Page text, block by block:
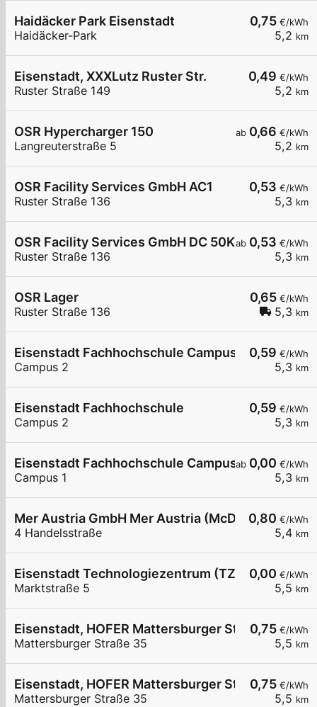
0,75 €/kWh
5,2 km
Haidäcker Park Eisenstadt
Haidäcker-Park
0,49 €/kWh
5,2 km
Eisenstadt, XXXLutz Ruster Str.
Ruster Straße 149
ab 0,66 €/kWh
5,2 km
OSR Hypercharger 150
Langreuterstraße 5
0,53 €/kWh
5,3 km
OSR Facility Services GmbH AC1
Ruster Straße 136
ab 0,53 €/kWh
5,3 km
OSR Facility Services GmbH DC 50KW
Ruster Straße 136
0,65 €/kWh
5,3 km
OSR Lager
Ruster Straße 136
0,59 €/kWh
5,3 km
Eisenstadt Fachhochschule Campus2
Campus 2
0,59 €/kWh
5,3 km
Eisenstadt Fachhochschule
Campus 2
ab 0,00 €/kWh
5,3 km
Eisenstadt Fachhochschule Campus 1
Campus 1
0,80 €/kWh
5,4 km
Mer Austria GmbH Mer Austria (McD) -
4 Handelsstraße
0,00 €/kWh
5,5 km
Eisenstadt Technologiezentrum (TZE)
Marktstraße 5
0,75 €/kWh
5,5 km
Eisenstadt, HOFER Mattersburger Str.
Mattersburger Straße 35
0,75 €/kWh
5,5 km
Eisenstadt, HOFER Mattersburger Str.
Mattersburger Straße 35